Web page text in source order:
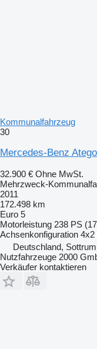
Kommunalfahrzeug
30
Mercedes-Benz Atego
32.900 € Ohne MwSt.
Mehrzweck-
2011
172.498 km
Euro 5
Motorleistung 238 PS
Achsenkonfiguration 4x2
Deutschland, Sottrum
Nutzfahrzeuge 2000
Verkäufer kontaktieren